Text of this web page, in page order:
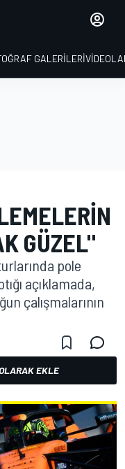
GALERILERI
GÜZEL"
pole
açıklamada,
çalışmalarının
EKLE